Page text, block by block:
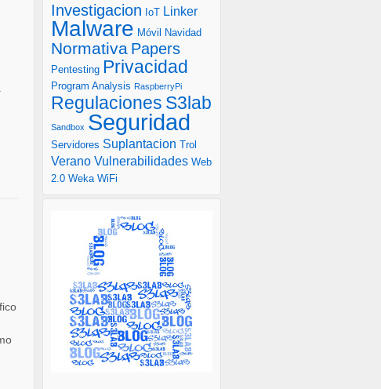
Investigacion IoT Linker
Malware Móvil Navidad
Normativa Papers
Pentesting Privacidad
Program Analysis RaspberryPi
Regulaciones S3lab
Sandbox Seguridad
Servidores Suplantacion Trol
Verano Vulnerabilidades Web
2.0 Weka WiFi